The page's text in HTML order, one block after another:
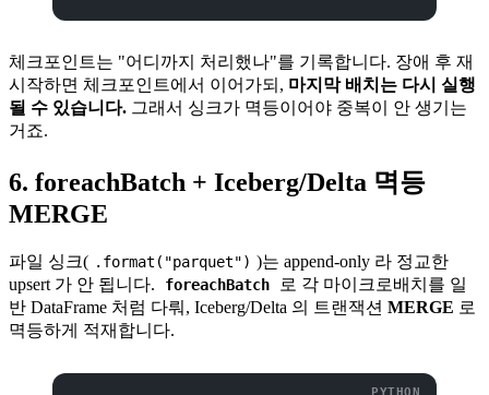
체크포인트는 "어디까지 처리했나"를 기록합니다. 장애 후 재
시작하면 체크포인트에서 이어가되, 마지막 배치는 다시 실행
될 수 있습니다. 그래서 싱크가 멱등이어야 중복이 안 생기는
거죠.
6. foreachBatch + Iceberg/Delta 멱등
MERGE
파일 싱크( .format("parquet") )는 append-only 라 정교한
upsert 가 안 됩니다.
foreachBatch
로 각 마이크로배치를 일
반 DataFrame 처럼 다뤄, Iceberg/Delta 의 트랜잭션 MERGE 로
멱등하게 적재합니다.